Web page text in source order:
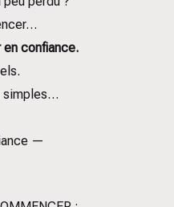
confiance.
simples…
—